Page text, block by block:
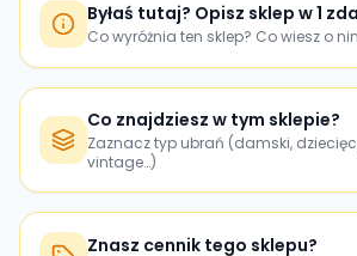
Byłaś tutaj? Opisz sklep w 1
Co wyróżnia ten sklep? Co wiesz o
Co znajdziesz w tym sklepie?
Zaznacz typ ubrań (damski,
vintage…)
Znasz cennik tego sklepu?